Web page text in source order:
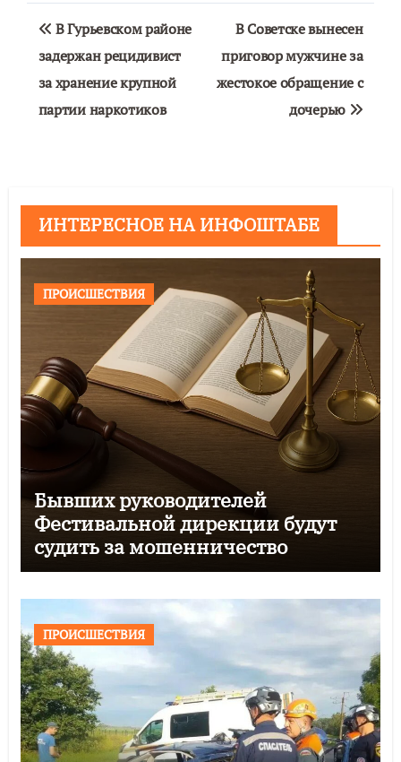
Навигация
по
записям
В Гурьевском районе
задержан рецидивист
за хранение крупной
партии наркотиков
В Советске вынесен
приговор мужчине за
жестокое обращение с
дочерью
ИНТЕРЕСНОЕ НА ИНФОШТАБЕ
ПРОИСШЕСТВИЯ
Бывших руководителей
Фестивальной дирекции будут
судить за мошенничество
ПРОИСШЕСТВИЯ